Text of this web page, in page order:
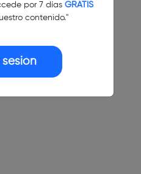
por 7 días GRATIS
contenido."
sesión